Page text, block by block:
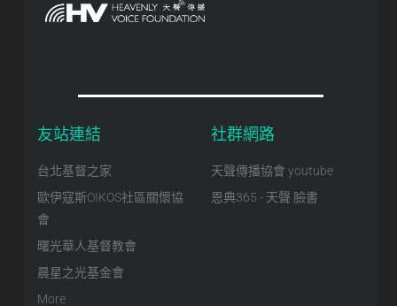
友站連結
台北基督之家
歐伊寇斯OIKOS社區關懷協
會
曙光華人基督教會
晨星之光基金會
More
社群網路
天聲傳播協會 youtube
恩典365 - 天聲 臉書